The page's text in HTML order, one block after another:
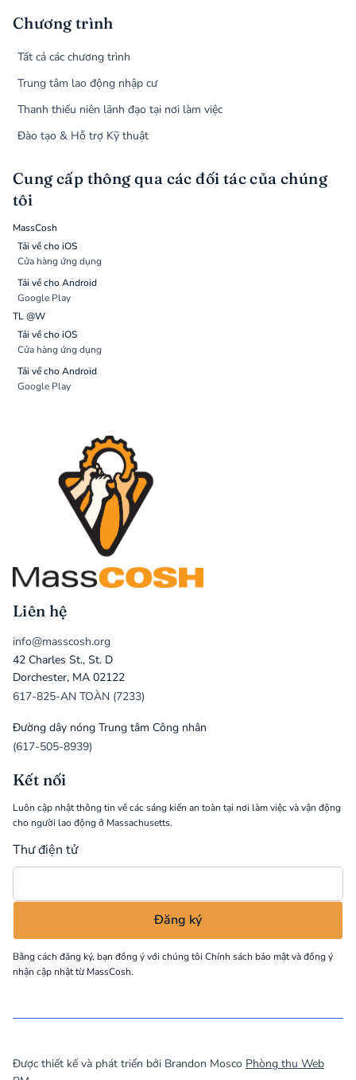
Chương trình
Tất cả các chương trình
Trung tâm lao động nhập cư
Thanh thiếu niên lãnh đạo tại nơi làm việc
Đào tạo & Hỗ trợ Kỹ thuật
Cung cấp thông qua các đối tác của chúng
tôi
MassCosh
Tải về cho iOS
Cửa hàng ứng dụng
Tải về cho Android
Google Play
TL @W
Tải về cho iOS
Cửa hàng ứng dụng
Tải về cho Android
Google Play
Liên hệ
info@masscosh.org
42 Charles St., St. D
Dorchester, MA 02122
617-825-AN TOÀN (7233)
Đường dây nóng Trung tâm Công nhân
(617-505-8939)
Kết nối
Luôn cập nhật thông tin về các sáng kiến an toàn tại nơi làm việc và vận động
cho người lao động ở Massachusetts.
Thư điện tử
Bằng cách đăng ký, bạn đồng ý với chúng tôi Chính sách bảo mậtvà đồng ý
nhận cập nhật từ MassCosh.
Được thiết kế và phát triển bởi Brandon Mosco Phòng thu Web